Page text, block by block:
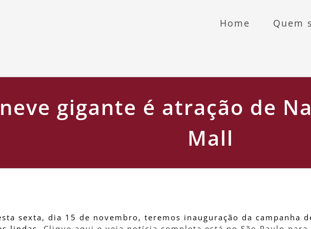
Home Quem
gigante é atração de
Mall
sexta, dia 15 de novembro, teremos inauguração da campanha